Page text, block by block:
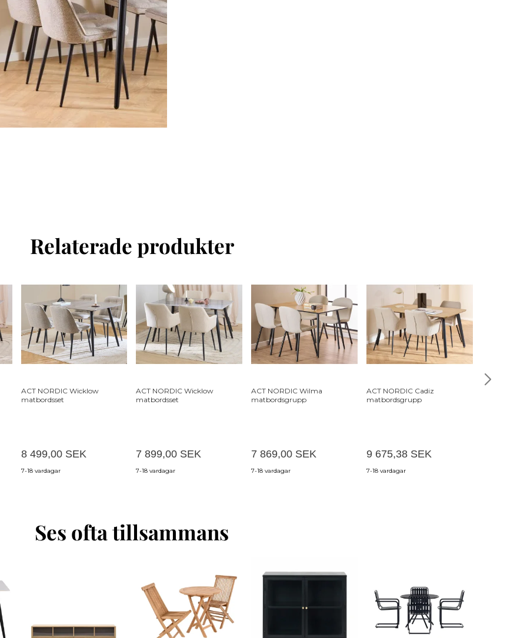
Relaterade produkter
ACT NORDIC Wicklow
matbordsset
8 499,00 SEK
7-18 vardagar
ACT NORDIC Wicklow
matbordsset
7 899,00 SEK
7-18 vardagar
ACT NORDIC Wilma
matbordsgrupp
7 869,00 SEK
7-18 vardagar
ACT NORDIC Cadiz
matbordsgrupp
9 675,38 SEK
7-18 vardagar
Ses ofta tillsammans